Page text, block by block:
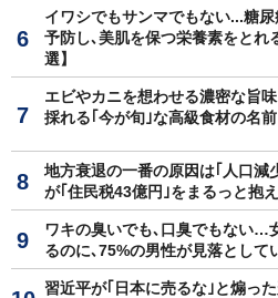
イワシでもサンマでもない...糖
予防し､美肌を保つ栄養素をとれ
選】
エビやカニを想わせる濃密な旨
採れる｢今が旬｣な高級食材の名前
地方衰退の一番の原因は｢人口
が｢住民税43億円｣をまるっと抱
ワキの臭いでも､口臭でもない…
るのに､75%の男性が見落とし
習近平が｢日本に売るな｣と煽っ